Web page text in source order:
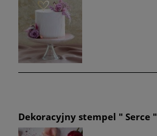
Dekoracyjny stempel " Serce "